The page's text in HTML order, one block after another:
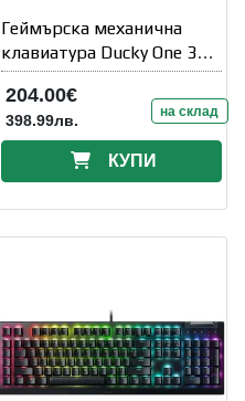
Геймърскa механична
клавиатура Ducky One 3
Pure White
204.00€
398.99лв. на склад
КУПИ